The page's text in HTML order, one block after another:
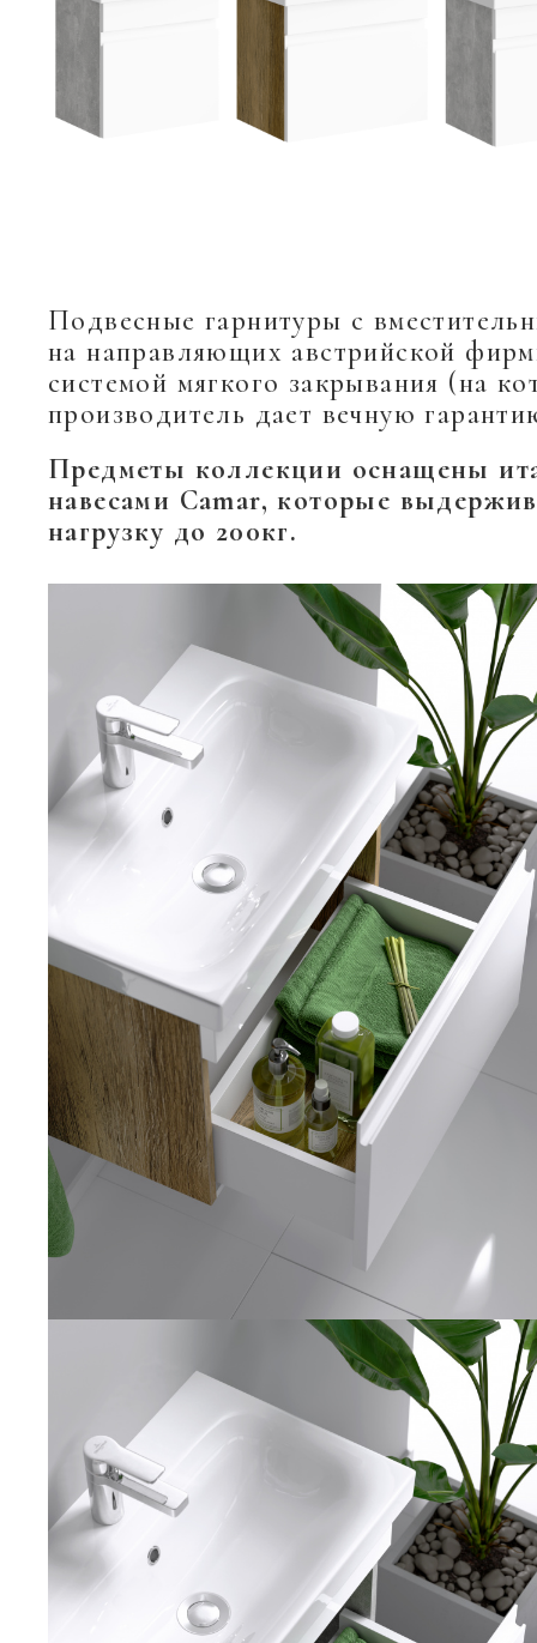
Подвесные гарнитуры с
на направляющих австрийской
системой мягкого закрывания (на
производитель дает вечную
Предметы коллекции оснащены
навесами Camar, которые
нагрузку до 200кг.